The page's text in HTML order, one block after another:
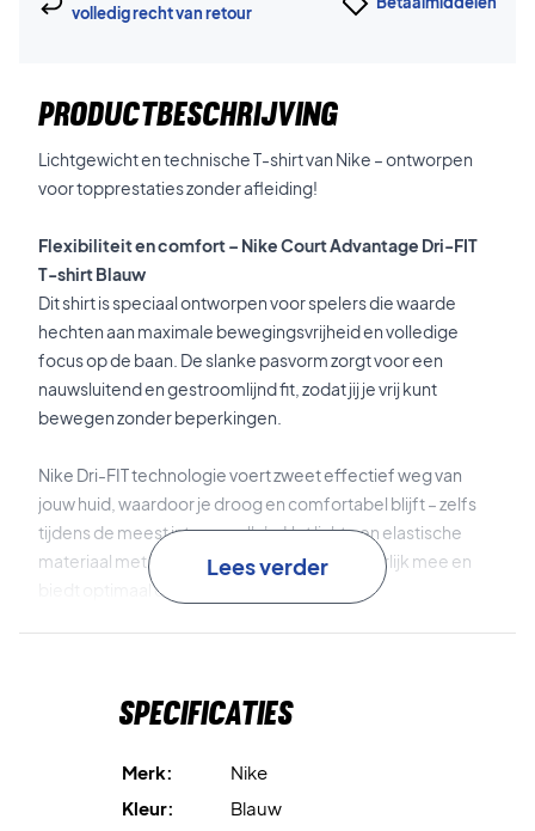
volledig recht van retour
PRODUCTBESCHRIJVING
Lichtgewicht en technische T-shirt van Nike – ontworpen
voor topprestaties zonder afleiding!
Flexibiliteit en comfort – Nike Court Advantage Dri-FIT
T-shirt Blauw
Dit shirt is speciaal ontworpen voor spelers die waarde
hechten aan maximale bewegingsvrijheid en volledige
focus op de baan. De slanke pasvorm zorgt voor een
nauwsluitend en gestroomlijnd fit, zodat jij je vrij kunt
bewegen zonder beperkingen.
Nike Dri-FIT technologie voert zweet effectief weg van
jouw huid, waardoor je droog en comfortabel blijft – zelfs
tijdens de meest intense rally's. Het lichte en elastische
materiaal met 4-way stretch beweegt natuurlijk mee en
biedt optimaal comfort.
achterzoom extra dekking geeft tijdens het spel.
Dri-FIT technologie houdt je droog en comfortabel.
4-way stretchbiedt maximale bewegingsvrijheid.
Lees verder
Specificaties
Merk:
Nike
Kleur:
Blauw